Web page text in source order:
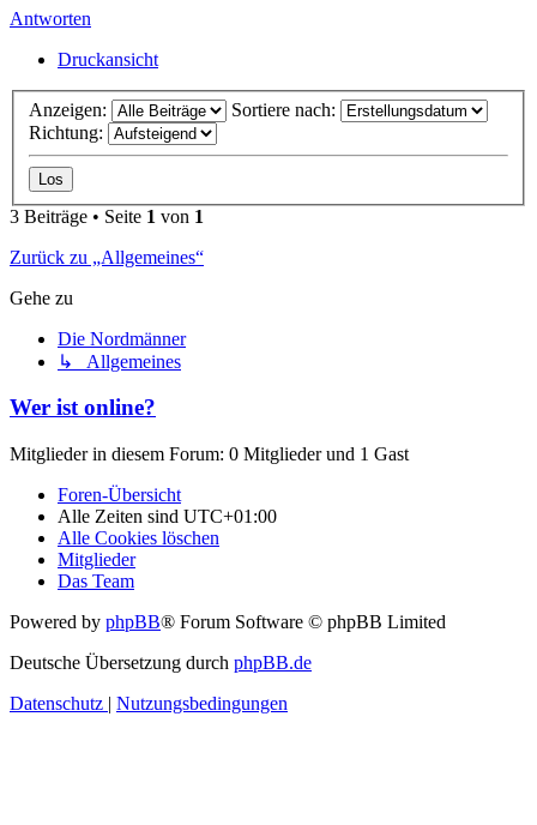
Antworten
Druckansicht
Anzeigen:
Sortiere nach:
Richtung:
3 Beiträge • Seite 1 von 1
Zurück zu „Allgemeines“
Gehe zu
Die Nordmänner
↳ Allgemeines
Wer ist online?
Mitglieder in diesem Forum: 0 Mitglieder und 1 Gast
Foren-Übersicht
Alle Zeiten sind UTC+01:00
Alle Cookies löschen
Mitglieder
Das Team
Powered by phpBB® Forum Software © phpBB Limited
Deutsche Übersetzung durch phpBB.de
Datenschutz | Nutzungsbedingungen